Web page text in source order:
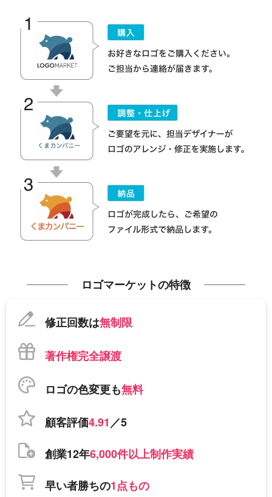
ロゴマーケットの特徴
修正回数は無制限
著作権完全譲渡
ロゴの色変更も無料
顧客評価4.91／5
創業12年6,000件以上制作実績
早い者勝ちの1点もの